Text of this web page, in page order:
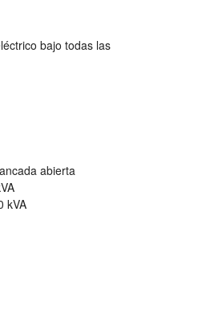
bajo todas las
abierta
kVA